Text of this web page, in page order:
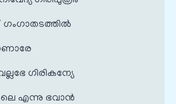
ഗംഗാതടത്തിൽ
ഗിരികന്യേ
എന്നു ഭവാൻ